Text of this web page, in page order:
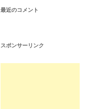
最近のコメント
スポンサーリンク